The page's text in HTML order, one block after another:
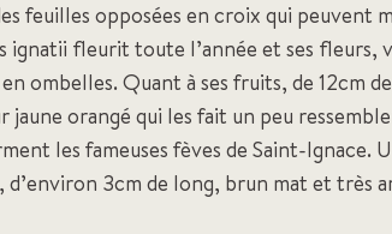
feuilles opposées en croix qui peuvent
ignatii fleurit toute l’année et ses fleurs,
ombelles. Quant à ses fruits, de 12cm
jaune orangé qui les fait un peu
les fameuses fèves de Saint-Ignace.
d’environ 3cm de long, brun mat et très